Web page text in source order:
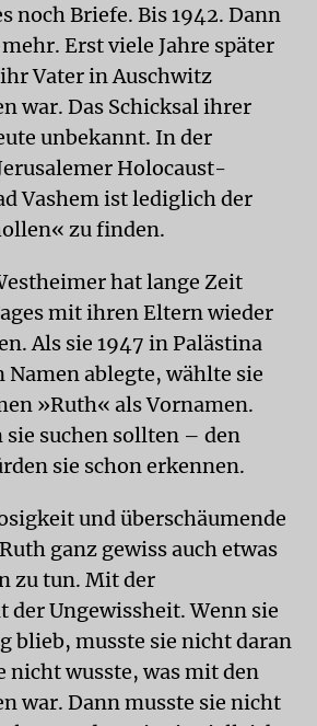
noch Briefe. Bis 1942. Dann
Erst viele Jahre später
Vater in Auschwitz
war. Das Schicksal ihrer
unbekannt. In der
Holocaust-
Vashem ist lediglich der
zu finden.
hat lange Zeit
mit ihren Eltern wieder
Als sie 1947 in Palästina
Namen ablegte, wählte sie
»Ruth« als Vornamen.
suchen sollten – den
sie schon erkennen.
und überschäumende
ganz gewiss auch etwas
zu tun. Mit der
Ungewissheit. Wenn sie
blieb, musste sie nicht daran
nicht wusste, was mit den
war. Dann musste sie nicht